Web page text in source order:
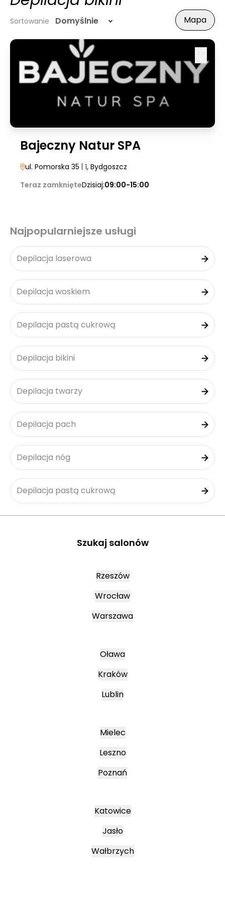
Sortowanie Domyślnie Mapa
Bajeczny Natur SPA
ul. Pomorska 35 | 1, Bydgoszcz
Teraz zamknięteDzisiaj:09:00-15:00
Najpopularniejsze usługi
Depilacja laserowa
Depilacja woskiem
Depilacja pastą cukrową
Depilacja bikini
Depilacja twarzy
Depilacja pach
Depilacja nóg
Depilacja pastą cukrową
Szukaj salonów
Rzeszów
Wrocław
Warszawa
Oława
Kraków
Lublin
Mielec
Leszno
Poznań
Katowice
Jasło
Wałbrzych